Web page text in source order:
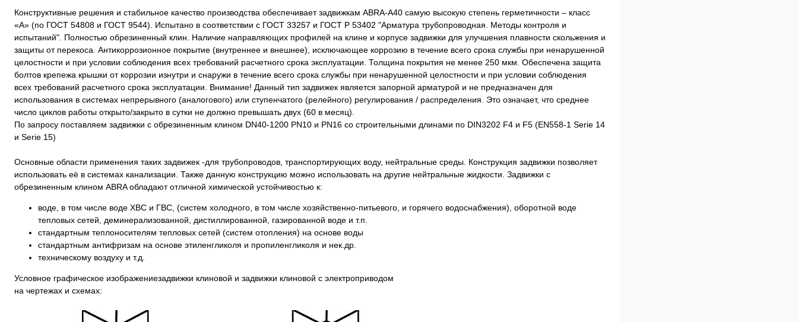
Конструктивные решения и стабильное качество производства обеспечивает задвижкам ABRA-A40 самую высокую степень герметичности – класс
«А» (по ГОСТ 54808 и ГОСТ 9544). Испытано в соответствии с ГОСТ 33257 и ГОСТ Р 53402 "Арматура трубопроводная. Методы контроля и
испытаний". Полностью обрезиненный клин. Наличие направляющих профилей на клине и корпусе задвижки для улучшения плавности скольжения и
защиты от перекоса. Антикоррозионное покрытие (внутреннее и внешнее), исключающее коррозию в течение всего срока службы при ненарушенной
целостности и при условии соблюдения всех требований расчетного срока эксплуатации. Толщина покрытия не менее 250 мкм. Обеспечена защита
болтов крепежа крышки от коррозии изнутри и снаружи в течение всего срока службы при ненарушенной целостности и при условии соблюдения
всех требований расчетного срока эксплуатации. Внимание! Данный тип задвижек является запорной арматурой и не предназначен для
использования в системах непрерывного (аналогового) или ступенчатого (релейного) регулирования / распределения. Это означает, что среднее
число циклов работы открыто/закрыто в сутки не должно превышать двух (60 в месяц).
По запросу поставляем задвижки с обрезиненным клином DN40-1200 PN10 и PN16 со строительными длинами по DIN3202 F4 и F5 (EN558-1 Serie 14
и Serie 15)
Основные области применения таких задвижек -для трубопроводов, транспортирующих воду, нейтральные среды. Конструкция задвижки позволяет
использовать её в системах канализации. Также данную конструкцию можно использовать на другие нейтральные жидкости. Задвижки с
обрезиненным клином ABRA обладают отличной химической устойчивостью к:
воде, в том числе воде ХВС и ГВС, (систем холодного, в том числе хозяйственно-питьевого, и горячего водоснабжения), оборотной воде
тепловых сетей, деминерализованной, дистиллированной, газированной воде и т.п.
стандартным теплоносителям тепловых сетей (систем отопления) на основе воды
стандартным антифризам на основе этиленгликоля и пропиленгликоля и нек.др.
техническому воздуху и т.д.
Условное графическое изображениезадвижки клиновой и задвижки клиновой с электроприводом
на чертежах и схемах: